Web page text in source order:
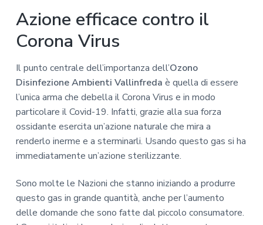
Azione efficace contro il
Corona Virus
Il punto centrale dell’importanza dell’Ozono
Disinfezione Ambienti Vallinfreda è quella di essere
l’unica arma che debella il Corona Virus e in modo
particolare il Covid-19. Infatti, grazie alla sua forza
ossidante esercita un’azione naturale che mira a
renderlo inerme e a sterminarli. Usando questo gas si ha
immediatamente un’azione sterilizzante.
Sono molte le Nazioni che stanno iniziando a produrre
questo gas in grande quantità, anche per l’aumento
delle domande che sono fatte dal piccolo consumatore.